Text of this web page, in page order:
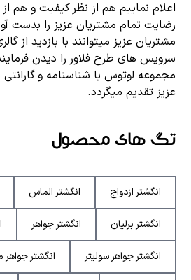
اعلام نماییم هم از نظر کیفیت و هم
رضایت تمام مشتریان عزیز را بدست
مشتریان عزیز میتوانند با بازدید از
سرویس های طرح فلاور را دیدن
مجموعه لوتوس با شناسنامه و گارانتی
عزیز تقدیم میگردد.
تگ های محصول
انگشتر ازدواج انگشتر الماس
انگشتر برلیان انگشتر جواهر
انگشتر جواهر سولیتر انگشتر جواهر